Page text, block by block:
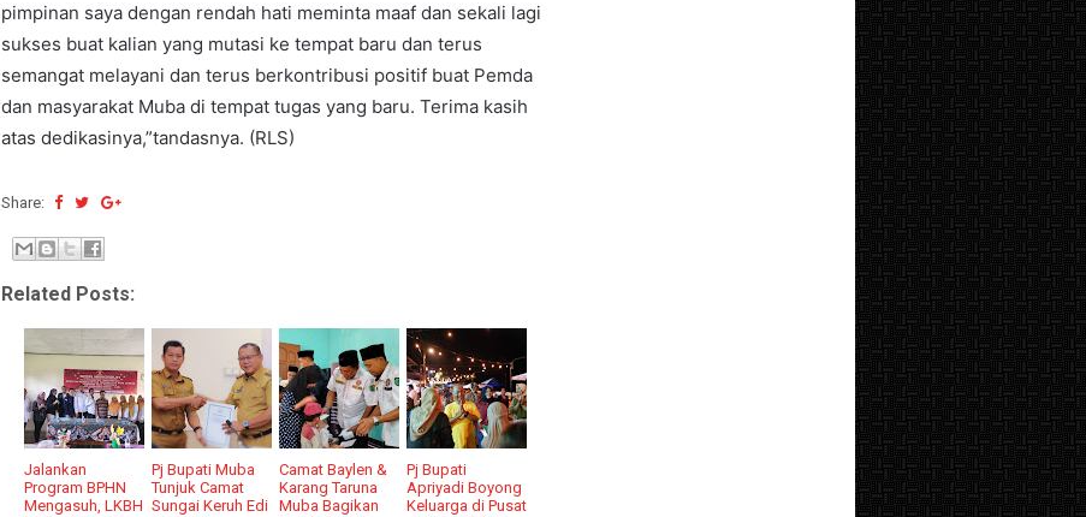
pimpinan saya dengan rendah hati meminta maaf dan sekali lagi
sukses buat kalian yang mutasi ke tempat baru dan terus
semangat melayani dan terus berkontribusi positif buat Pemda
dan masyarakat Muba di tempat tugas yang baru. Terima kasih
atas dedikasinya,”tandasnya. (RLS)
Share:
Related Posts:
Jalankan
Program BPHN
Mengasuh, LKBH
Pj Bupati Muba
Tunjuk Camat
Sungai Keruh Edi
Camat Baylen &
Karang Taruna
Muba Bagikan
Pj Bupati
Apriyadi Boyong
Keluarga di Pusat